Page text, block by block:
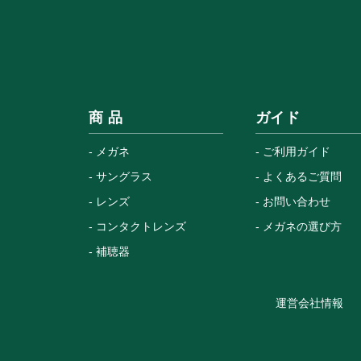
商 品
メガネ
サングラス
レンズ
コンタクトレンズ
補聴器
ガイド
ご利用ガイド
よくあるご質問
お問い合わせ
メガネの選び方
運営会社情報